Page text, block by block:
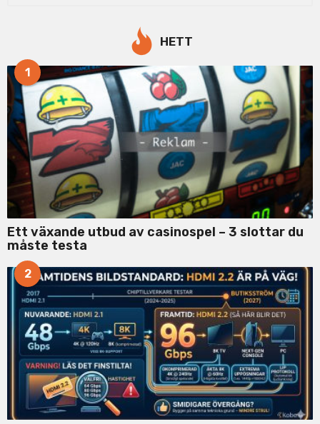
o
r
HETT
1
Ett växande utbud av casinospel – 3 slottar du
måste testa
2